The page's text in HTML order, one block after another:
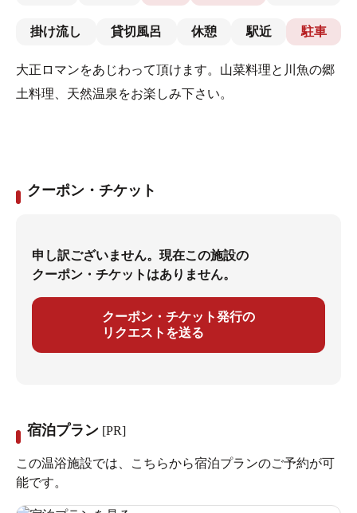
掛け流し 貸切風呂 休憩 駅近 駐車
大正ロマンをあじわって頂けます。山菜料理と川魚の郷
土料理、天然温泉をお楽しみ下さい。
クーポン・チケット
申し訳ございません。現在この施設の
クーポン・チケットはありません。
クーポン・チケット発行の
リクエストを送る
宿泊プラン [PR]
この温浴施設では、こちらから宿泊プランのご予約が可
能です。